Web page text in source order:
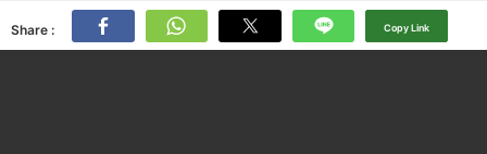
Share : Copy Link